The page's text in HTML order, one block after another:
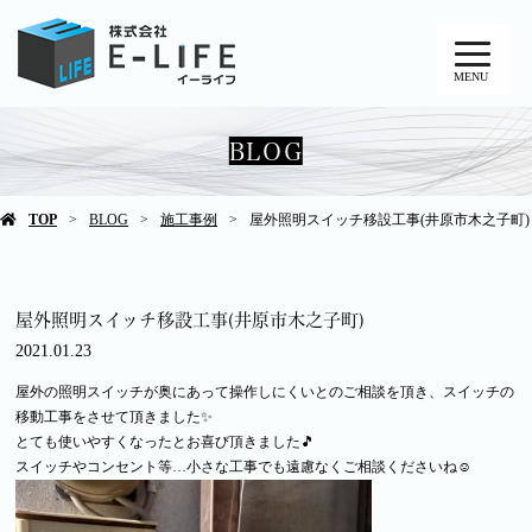
MENU
BLOG
TOP BLOG 施工事例 屋外照明スイッチ移設工事(井原市木之子町)
屋外照明スイッチ移設工事(井原市木之子町)
2021.01.23
屋外の照明スイッチが奥にあって操作しにくいとのご相談を頂き、スイッチの
移動工事をさせて頂きました✨
とても使いやすくなったとお喜び頂きました🎵
スイッチやコンセント等…小さな工事でも遠慮なくご相談くださいね☺️